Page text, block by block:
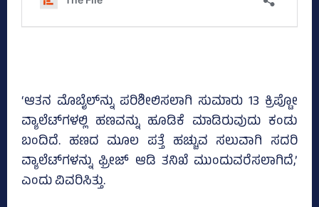
‘ಆತನ ಮೊಬೈಲ್‌ನ್ನು ಪರಿಶೀಲಿಸಲಾಗಿ ಸುಮಾರು 13 ಕ್ರಿಪ್ಟೋ
ವ್ಯಾಲೆಟ್‌ಗಳಲ್ಲಿ ಹಣವನ್ನು ಹೂಡಿಕೆ ಮಾಡಿರುವುದು ಕಂಡು
ಬಂದಿದೆ. ಹಣದ ಮೂಲ ಪತ್ತೆ ಹಚ್ಚುವ ಸಲುವಾಗಿ ಸದರಿ
ವ್ಯಾಲೆಟ್‌ಗಳನ್ನು ಫ್ರೀಜ್‌ ಆಡಿ ತನಿಖೆ ಮುಂದುವರೆಸಲಾಗಿದೆ,’
ಎಂದು ವಿವರಿಸಿತ್ತು.